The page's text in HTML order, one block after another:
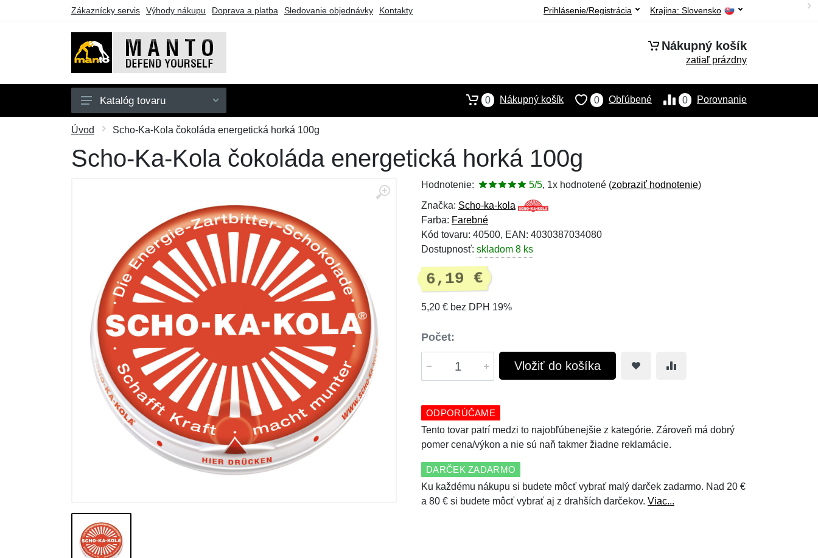
Zákaznícky servis Výhody nákupu Doprava a platba Sledovanie objednávky Kontakty Krajina: Slovensko
Prihlásenie/Registrácia
Nákupný košík
zatiaľ prázdny
Pánske
Doplnky
Katalóg tovaru 0 Porovnanie
0 Obľúbené
0 Nákupný košík
Úvod Scho-Ka-Kola čokoláda energetická horká 100g
Scho-Ka-Kola čokoláda energetická horká 100g
Hodnotenie: 5/5, 1x hodnotené (zobraziť hodnotenie)
Značka: Scho-ka-kola
Farba: Farebné
Kód tovaru: 40500, EAN: 4030387034080
Dostupnosť: skladom 8 ks
6,19 €
5,20 € bez DPH 19%
Počet:
Vložiť do košíka
ODPORÚČAME
Tento tovar patrí medzi to najobľúbenejšie z kategórie. Zároveň má dobrý
pomer cena/výkon a nie sú naň takmer žiadne reklamácie.
DARČEK ZADARMO
Ku každému nákupu si budete môcť vybrať malý darček zadarmo. Nad 20 €
a 80 € si budete môcť vybrať aj z drahších darčekov. Viac...